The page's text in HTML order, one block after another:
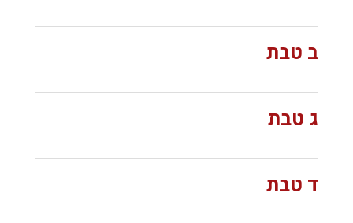
ב טבת
ג טבת
ד טבת